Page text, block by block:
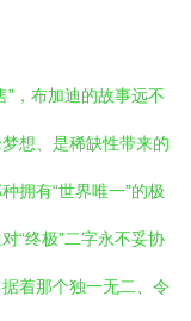
”，布加迪的故事远不
想、是稀缺性带来的
拥有“世界唯一”的极
“终极”二字永不妥协
着那个独一无二、令